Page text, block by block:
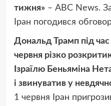
тижня»– ABC News.
Іран погодився
Дональд Трамп під
червня різко
Ізраїлю Беньяміна
і звинуватив у
1 червня Іран